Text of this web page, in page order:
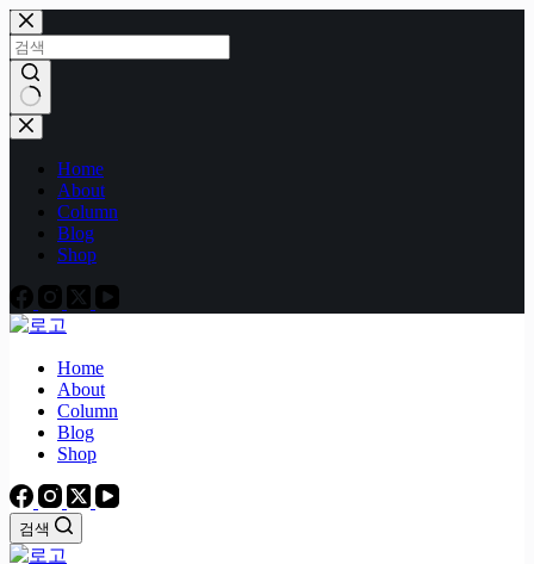
본
문
으
로
건
너
결
Home
About
Column
Blog
Shop
Home
About
Column
Blog
Shop
검색